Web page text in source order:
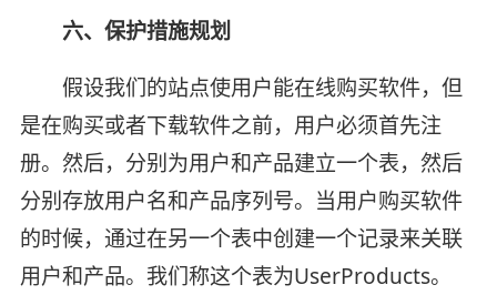
六、保护措施规划
假设我们的站点使用户能在线购买软件，但
是在购买或者下载软件之前，用户必须首先注
册。然后，分别为用户和产品建立一个表，然后
分别存放用户名和产品序列号。当用户购买软件
的时候，通过在另一个表中创建一个记录来关联
用户和产品。我们称这个表为UserProducts。